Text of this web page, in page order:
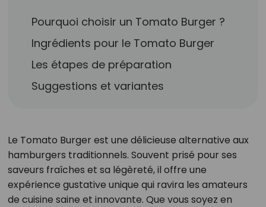
Pourquoi choisir un Tomato Burger ?
Ingrédients pour le Tomato Burger
Les étapes de préparation
Suggestions et variantes
Le Tomato Burger est une délicieuse alternative aux
hamburgers traditionnels. Souvent prisé pour ses
saveurs fraîches et sa légèreté, il offre une
expérience gustative unique qui ravira les amateurs
de cuisine saine et innovante. Que vous soyez en